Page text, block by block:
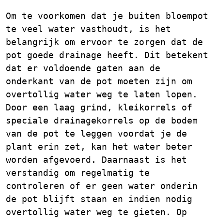
Om te voorkomen dat je buiten bloempot
te veel water vasthoudt, is het
belangrijk om ervoor te zorgen dat de
pot goede drainage heeft. Dit betekent
dat er voldoende gaten aan de
onderkant van de pot moeten zijn om
overtollig water weg te laten lopen.
Door een laag grind, kleikorrels of
speciale drainagekorrels op de bodem
van de pot te leggen voordat je de
plant erin zet, kan het water beter
worden afgevoerd. Daarnaast is het
verstandig om regelmatig te
controleren of er geen water onderin
de pot blijft staan en indien nodig
overtollig water weg te gieten. Op